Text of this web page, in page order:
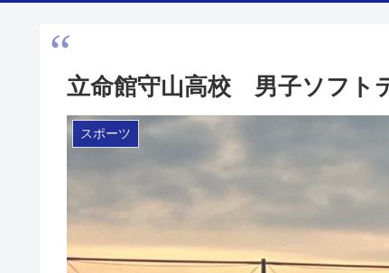
立命館守山高校 男子ソフト
スポーツ